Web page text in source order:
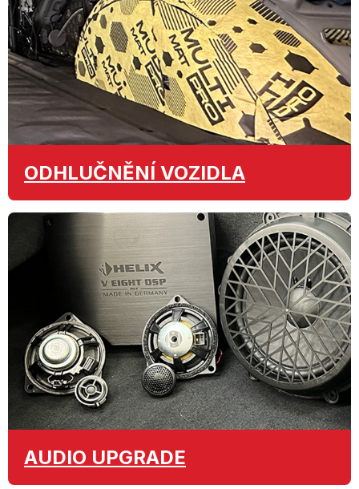
ODHLUČNĚNÍ VOZIDLA
AUDIO UPGRADE